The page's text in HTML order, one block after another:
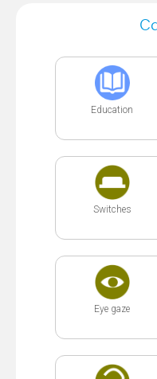
Education
Switches
Eye gaze